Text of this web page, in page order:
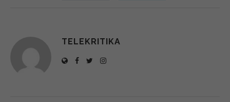
TELEKRITIKA